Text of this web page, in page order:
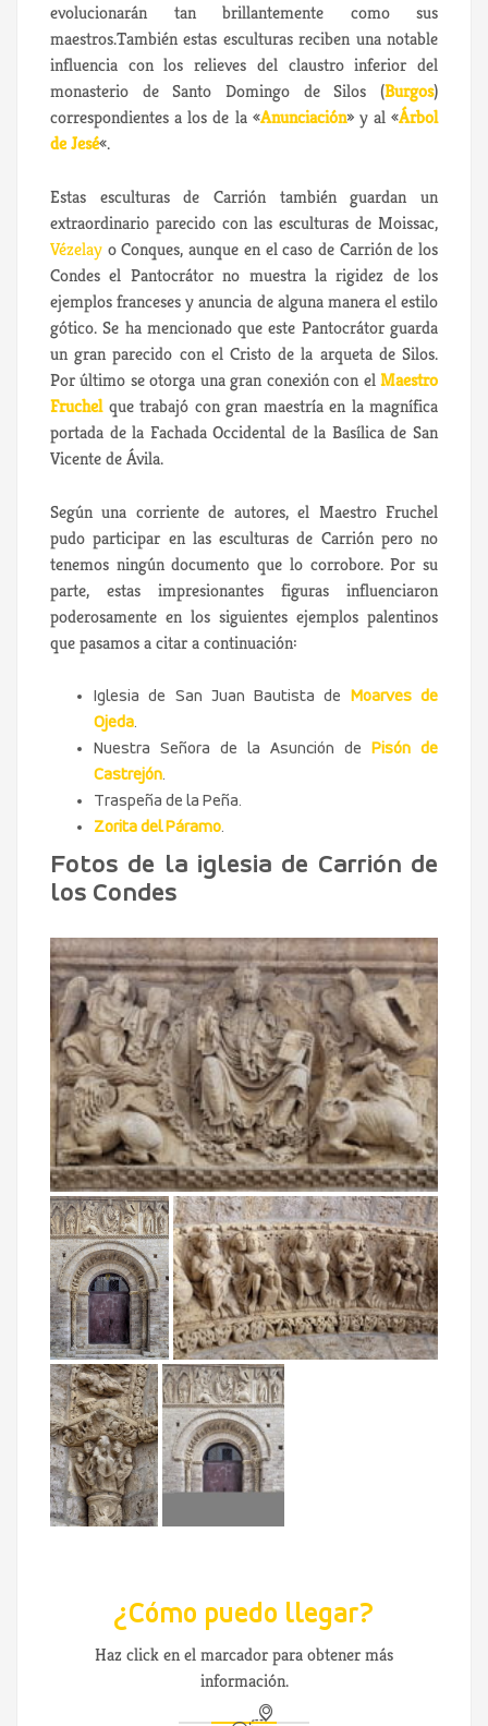
evolucionarán tan brillantemente como sus
maestros.También estas esculturas reciben una notable
influencia con los relieves del claustro inferior del
monasterio de Santo Domingo de Silos (Burgos)
correspondientes a los de la «Anunciación» y al «Árbol
de Jesé«.
Estas esculturas de Carrión también guardan un
extraordinario parecido con las esculturas de Moissac,
Vézelay o Conques, aunque en el caso de Carrión de los
Condes el Pantocrátor no muestra la rigidez de los
ejemplos franceses y anuncia de alguna manera el estilo
gótico. Se ha mencionado que este Pantocrátor guarda
un gran parecido con el Cristo de la arqueta de Silos.
Por último se otorga una gran conexión con elMaestro
Fruchelque trabajó con gran maestría en la magnífica
portada de la Fachada Occidental de la Basílica de San
Vicente de Ávila.
Según una corriente de autores, el Maestro Fruchel
pudo participar en las esculturas de Carrión pero no
tenemos ningún documento que lo corrobore. Por su
parte, estas impresionantes figuras influenciaron
poderosamente en los siguientes ejemplos palentinos
que pasamos a citar a continuación:
Iglesia de San Juan Bautista de
Moarves de
Ojeda.
Nuestra Señora de la Asunción de Pisón de
Castrejón.
Traspeña de la Peña.
Zorita del Páramo.
Fotos de la iglesia de Carrión de
los Condes
¿Cómo puedo llegar?
Haz click en el marcador para obtener más
información.